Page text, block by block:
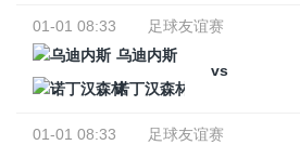
01-01 08:33
足球友谊赛
乌迪内斯
vs
诺丁汉森林
01-01 08:33
足球友谊赛